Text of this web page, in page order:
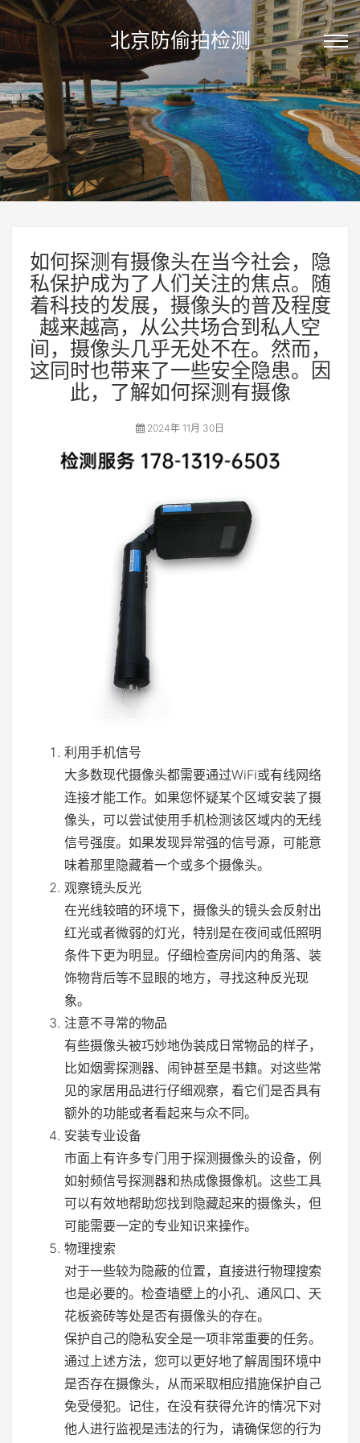
北京防偷拍检测
如何探测有摄像头在当今社会，隐
私保护成为了人们关注的焦点。随
着科技的发展，摄像头的普及程度
越来越高，从公共场合到私人空
间，摄像头几乎无处不在。然而，
这同时也带来了一些安全隐患。因
此，了解如何探测有摄像
2024年 11月 30日
利用手机信号
大多数现代摄像头都需要通过WiFi或有线网络
连接才能工作。如果您怀疑某个区域安装了摄
像头，可以尝试使用手机检测该区域内的无线
信号强度。如果发现异常强的信号源，可能意
味着那里隐藏着一个或多个摄像头。
观察镜头反光
在光线较暗的环境下，摄像头的镜头会反射出
红光或者微弱的灯光，特别是在夜间或低照明
条件下更为明显。仔细检查房间内的角落、装
饰物背后等不显眼的地方，寻找这种反光现
象。
注意不寻常的物品
有些摄像头被巧妙地伪装成日常物品的样子，
比如烟雾探测器、闹钟甚至是书籍。对这些常
见的家居用品进行仔细观察，看它们是否具有
额外的功能或者看起来与众不同。
安装专业设备
市面上有许多专门用于探测摄像头的设备，例
如射频信号探测器和热成像摄像机。这些工具
可以有效地帮助您找到隐藏起来的摄像头，但
可能需要一定的专业知识来操作。
物理搜索
对于一些较为隐蔽的位置，直接进行物理搜索
也是必要的。检查墙壁上的小孔、通风口、天
花板瓷砖等处是否有摄像头的存在。
保护自己的隐私安全是一项非常重要的任务。
通过上述方法，您可以更好地了解周围环境中
是否存在摄像头，从而采取相应措施保护自己
免受侵犯。记住，在没有获得允许的情况下对
他人进行监视是违法的行为，请确保您的行为